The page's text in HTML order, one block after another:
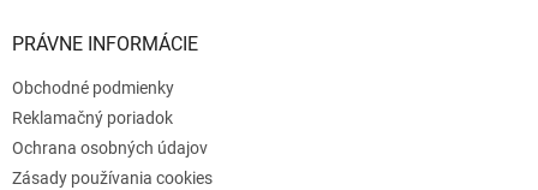
PRÁVNE INFORMÁCIE
Obchodné podmienky
Reklamačný poriadok
Ochrana osobných údajov
Zásady používania cookies